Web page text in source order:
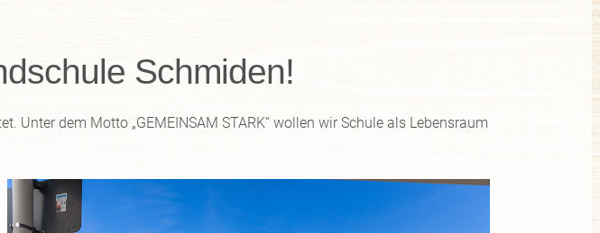
Schmiden!
dem Motto „GEMEINSAM STARK“ wollen wir Schule als Lebensraum